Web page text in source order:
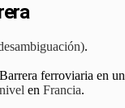
.
Barrera ferroviaria en un
nivel en Francia.